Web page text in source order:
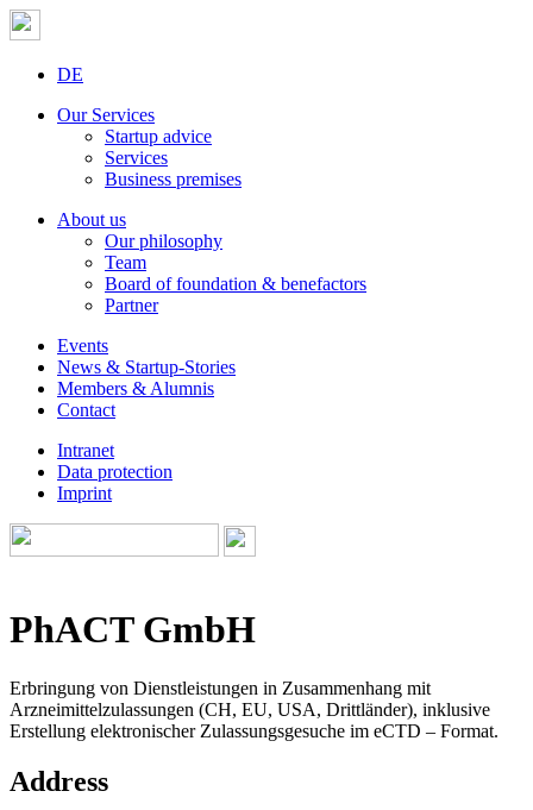
DE
Our Services
Startup advice
Services
Business premises
About us
Our philosophy
Team
Board of foundation & benefactors
Partner
Events
News & Startup-Stories
Members & Alumnis
Contact
Intranet
Data protection
Imprint
PhACT GmbH
Erbringung von Dienstleistungen in Zusammenhang mit
Arzneimittelzulassungen (CH, EU, USA, Drittländer), inklusive
Erstellung elektronischer Zulassungsgesuche im eCTD – Format.
Address